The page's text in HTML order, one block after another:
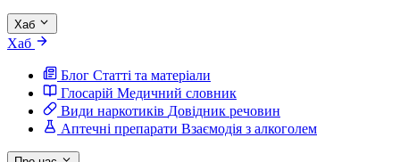
Хаб
Хаб
Блог Статті та матеріали
Глосарій Медичний словник
Види наркотиків Довідник речовин
Аптечні препарати Взаємодія з алкоголем